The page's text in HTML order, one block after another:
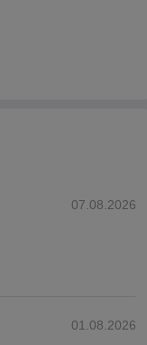
07.08.2026
01.08.2026